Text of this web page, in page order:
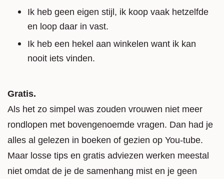
Ik heb geen eigen stijl, ik koop vaak hetzelfde
en loop daar in vast.
Ik heb een hekel aan winkelen want ik kan
nooit iets vinden.
Gratis.
Als het zo simpel was zouden vrouwen niet meer
rondlopen met bovengenoemde vragen. Dan had je
alles al gelezen in boeken of gezien op You-tube.
Maar losse tips en gratis adviezen werken meestal
niet omdat de je de samenhang mist en je geen